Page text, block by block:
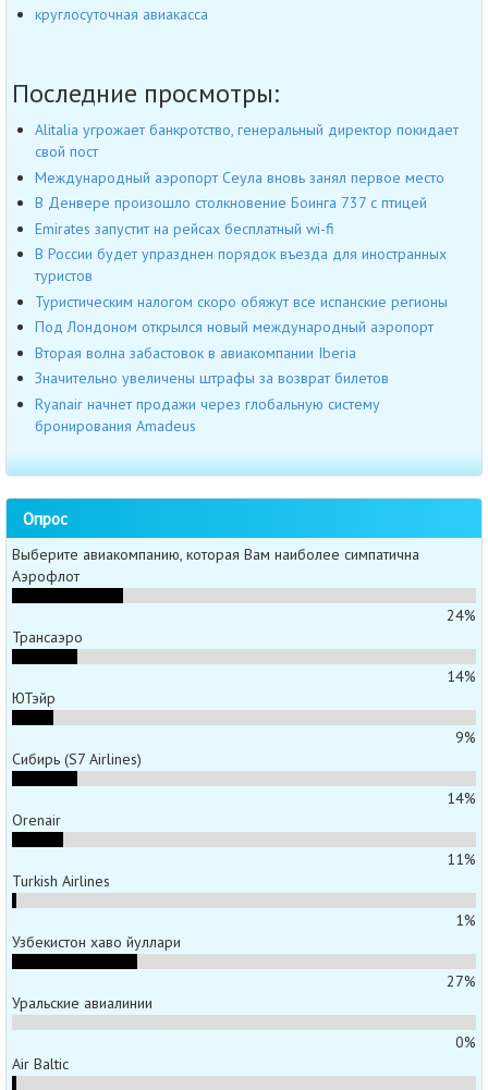
круглосуточная авиакасса
Последние просмотры:
Alitalia угрожает банкротство, генеральный директор покидает
свой пост
Международный аэропорт Сеула вновь занял первое место
В Денвере произошло столкновение Боинга 737 с птицей
Emirates запустит на рейсах бесплатный wi-fi
В России будет упразднен порядок въезда для иностранных
туристов
Туристическим налогом скоро обяжут все испанские регионы
Под Лондоном открылся новый международный аэропорт
Вторая волна забастовок в авиакомпании Iberia
Значительно увеличены штрафы за возврат билетов
Ryanair начнет продажи через глобальную систему
бронирования Amadeus
Опрос
Выберите авиакомпанию, которая Вам наиболее симпатична
Аэрофлот
24%
Трансаэро
14%
ЮТэйр
9%
Сибирь (S7 Airlines)
14%
Orenair
11%
Turkish Airlines
1%
Узбекистон хаво йуллари
27%
Уральские авиалинии
0%
Air Baltic